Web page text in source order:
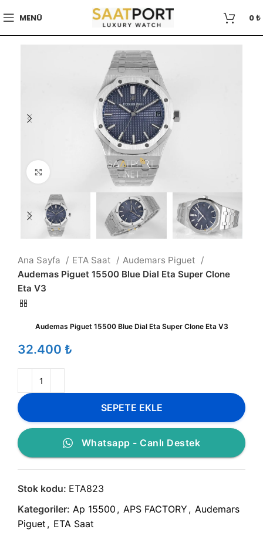
MENÜ 0₺
Büyütmek için tıklayın
Ana Sayfa ETA Saat
Audemars Piguet
Audemas Piguet 15500 Blue Dial Eta Super Clone
Eta V3
Audemas Piguet 15500 Blue Dial Eta Super Clone Eta V3
₺
SEPETE EKLE
Whatsapp - Canlı Destek
Stok kodu: ETA823
Kategoriler: Ap 15500 , APS FACTORY , Audemars
Piguet , ETA Saat